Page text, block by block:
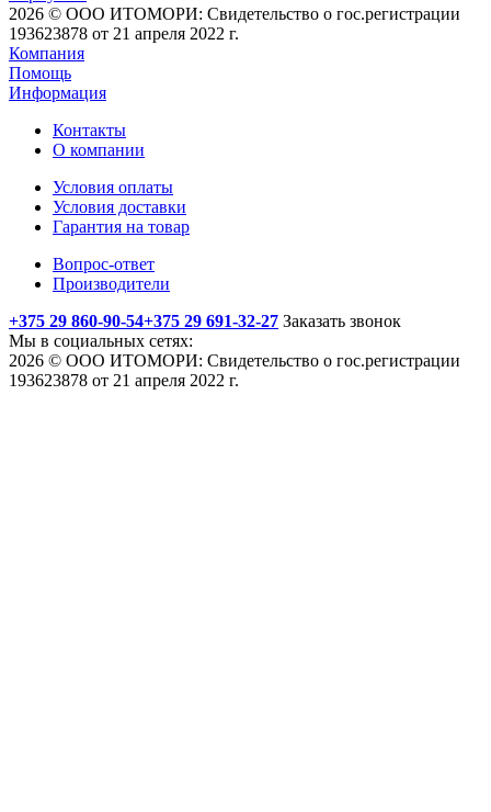
2026 © ООО ИТОМОРИ: Свидетельство о гос.регистрации
193623878 от 21 апреля 2022 г.
Компания
Помощь
Информация
Контакты
О компании
Условия оплаты
Условия доставки
Гарантия на товар
Вопрос-ответ
Производители
+375 29 860-90-54+375 29 691-32-27 Заказать звонок
Мы в социальных сетях:
2026 © ООО ИТОМОРИ: Свидетельство о гос.регистрации
193623878 от 21 апреля 2022 г.